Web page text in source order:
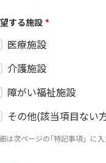
する施設*
医療施設
介護施設
障がい福祉施設
その他(該当項目ない
は次ページの｢特記事項」に